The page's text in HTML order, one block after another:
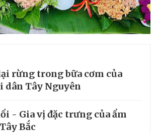
rừng trong bữa cơm của
dân Tây Nguyên
- Gia vị đặc trưng của ẩm
Bắc